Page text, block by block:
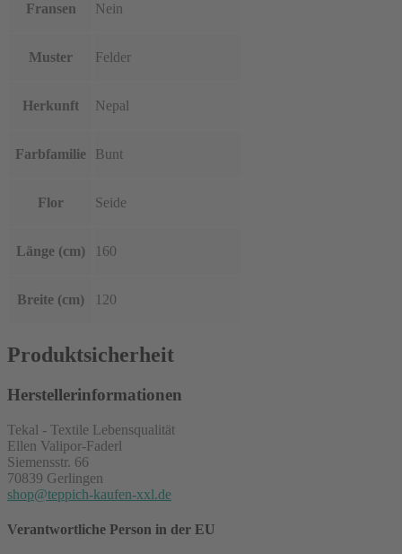
Fransen Nein
Muster Felder
Herkunft Nepal
Farbfamilie Bunt
Flor Seide
Länge (cm) 160
Breite (cm) 120
Produktsicherheit
Herstellerinformationen
Tekal - Textile Lebensqualität
Ellen Valipor-Faderl
Siemensstr. 66
70839 Gerlingen
shop@teppich-kaufen-xxl.de
Verantwortliche Person in der EU